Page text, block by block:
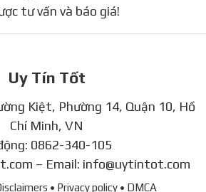
tư vấn và báo giá!
Uy Tín Tốt
Kiệt, Phường 14, Quận 10, Hồ
Chí Minh, VN
0862-340-105
– Email: info@uytintot.com
• Privacy policy • DMCA